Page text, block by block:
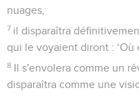
nuages,
7 il disparaîtra
qui le voyaient diront : ‘Où
8 Il s'envolera comme un
disparaîtra comme une